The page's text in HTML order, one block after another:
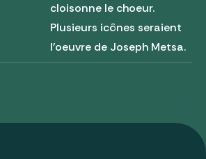
cloisonne le choeur.
Plusieurs icônes seraient
l'oeuvre de Joseph Metsa.